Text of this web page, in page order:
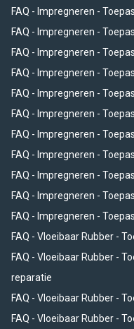
u van op aan bij de
Geen vage webshop,
met echte mensen. Dus
Mail of bel ons:
0348 - 22 07 10
17:00 uur.
Afhaaladres
FAQ - Impregneren -
FAQ - Impregneren -
FAQ - Impregneren -
FAQ - Impregneren -
FAQ - Impregneren -
FAQ - Impregneren -
FAQ - Impregneren -
FAQ - Impregneren -
FAQ - Impregneren -
FAQ - Impregneren -
FAQ - Impregneren -
FAQ - Vloeibaar Rubber -
FAQ - Vloeibaar Rubber -
reparatie
FAQ - Vloeibaar Rubber -
FAQ - Vloeibaar Rubber -